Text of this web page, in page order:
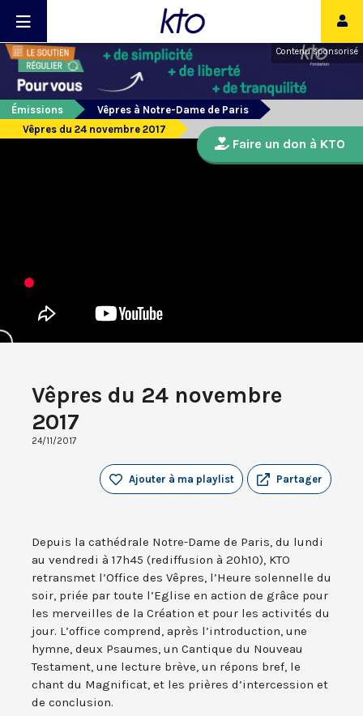
Contenu sponsorisé
Émissions
Vêpres à Notre-Dame de Paris
Vêpres du 24 novembre 2017
Vêpres du 24 novembre
2017
24/11/2017
Partager
Ajouter à ma playlist
Depuis la cathédrale Notre-Dame de Paris, du lundi
au vendredi à 17h45 (rediffusion à 20h10), KTO
retransmet l’Office des Vêpres, l’Heure solennelle du
soir, priée par toute l’Eglise en action de grâce pour
les merveilles de la Création et pour les activités du
jour. L’office comprend, après l’introduction, une
hymne, deux Psaumes, un Cantique du Nouveau
Testament, une lecture brève, un répons bref, le
chant du Magnificat, et les prières d’intercession et
de conclusion.
Faire un don à KTO